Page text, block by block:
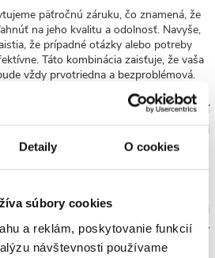
Detaily O cookies
súbory cookies
a reklám, poskytovanie funkcií
návštevnosti používame
päťročnú záruku, čo znamená, že
na jeho kvalitu a odolnosť. Navyše,
že prípadné otázky alebo potreby
Táto kombinácia zaisťuje, že vaša
vždy prvotriedna a bezproblémová.
je ideálnou voľbou pre tých, ktorí
kvality a vysokej funkčnosti do svojej
rozmerom veľmi vhodnou pre širokú
dizajn umelého kameňa s čistými
dodá vašej kúpeľni ničím nerušený